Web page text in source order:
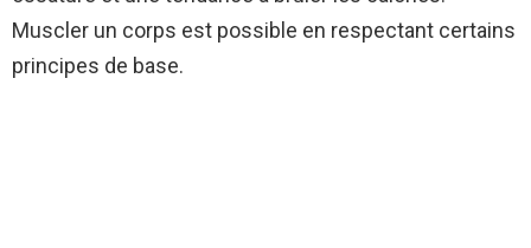
Muscler un corps est possible en respectant certains
principes de base.